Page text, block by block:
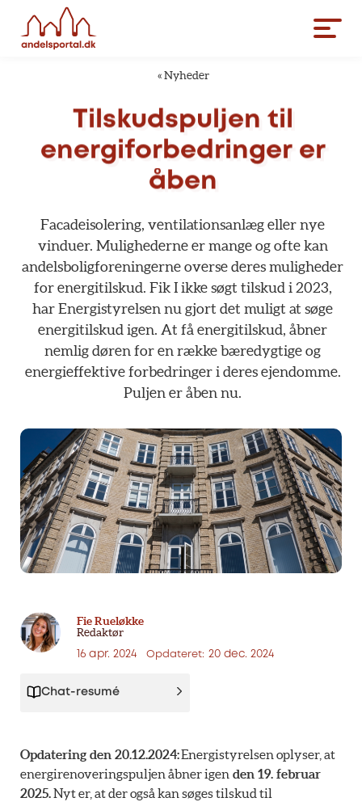
« Nyheder
Tilskudspuljen til
energiforbedringer er
åben
Facadeisolering, ventilationsanlæg eller nye
vinduer. Mulighederne er mange og ofte kan
andelsboligforeningerne overse deres muligheder
for energitilskud. Fik I ikke søgt tilskud i 2023,
har Energistyrelsen nu gjort det muligt at søge
energitilskud igen. At få energitilskud, åbner
nemlig døren for en række bæredygtige og
energieffektive forbedringer i deres ejendomme.
Puljen er åben nu.
Fie Rueløkke
Redaktør
16 apr. 2024 Opdateret: 20 dec. 2024
Chat-resumé
Opdatering den 20.12.2024:Energistyrelsen oplyser, at
energirenoveringspuljen åbner igen den 19. februar
2025.Nyt er, at der også kan søges tilskud til